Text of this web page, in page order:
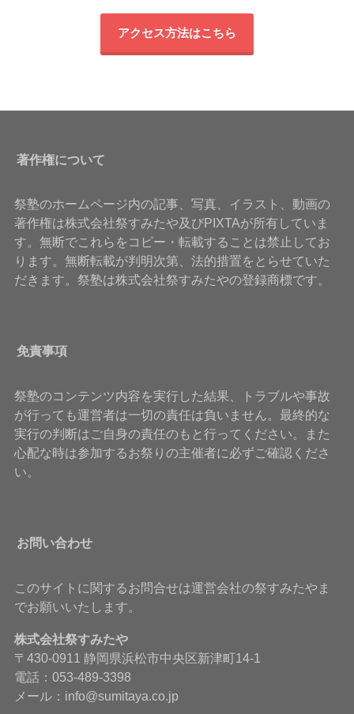
アクセス方法はこちら
著作権について
祭塾のホームページ内の記事、写真、イラスト、動画の
著作権は株式会社祭すみたや及びPIXTAが所有していま
す。無断でこれらをコピー・転載することは禁止してお
ります。無断転載が判明次第、法的措置をとらせていた
だきます。祭塾は株式会社祭すみたやの登録商標です。
免責事項
祭塾のコンテンツ内容を実行した結果、トラブルや事故
が行っても運営者は一切の責任は負いません。最終的な
実行の判断はご自身の責任のもと行ってください。また
心配な時は参加するお祭りの主催者に必ずご確認くださ
い。
お問い合わせ
このサイトに関するお問合せは運営会社の祭すみたやま
でお願いいたします。
株式会社祭すみたや
〒430-0911 静岡県浜松市中央区新津町14-1
電話：053-489-3398
メール：info@sumitaya.co.jp